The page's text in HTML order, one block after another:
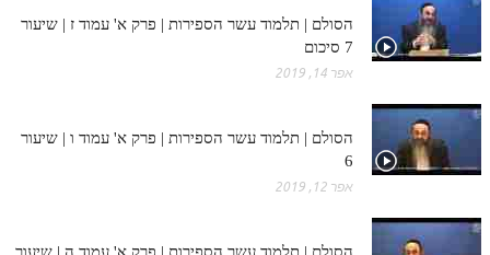
הסולם | תלמוד עשר הספירות | פרק א' עמוד ז | שיעור
7 סיכום
אפר 14, 2019
הסולם | תלמוד עשר הספירות | פרק א' עמוד ו | שיעור
6
אפר 12, 2019
הסולם | תלמוד עשר הספירות | פרק א' עמוד ה | שיעור